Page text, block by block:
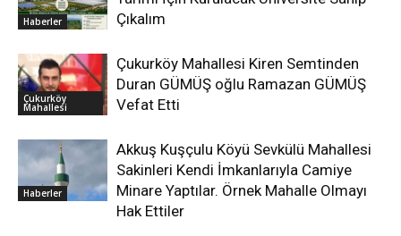
Haberler
Çıkalım
Çukurköy
Mahallesi
Çukurköy Mahallesi Kiren Semtinden
Duran GÜMÜŞ oğlu Ramazan GÜMÜŞ
Vefat Etti
Haberler
Akkuş Kuşçulu Köyü Sevkülü Mahallesi
Sakinleri Kendi İmkanlarıyla Camiye
Minare Yaptılar. Örnek Mahalle Olmayı
Hak Ettiler